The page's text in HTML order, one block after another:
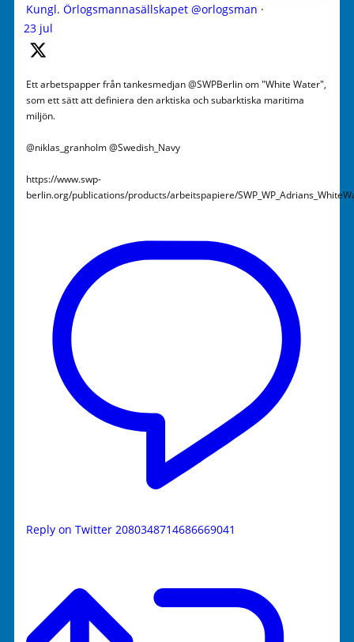
Kungl. Örlogsmannasällskapet @orlogsman ·
23 jul
Ett arbetspapper från tankesmedjan @SWPBerlin om "White Water",
som ett sätt att definiera den arktiska och subarktiska maritima
miljön.
@niklas_granholm @Swedish_Navy
https://www.swp-
berlin.org/publications/products/arbeitspapiere/
Reply on Twitter 2080348714686669041